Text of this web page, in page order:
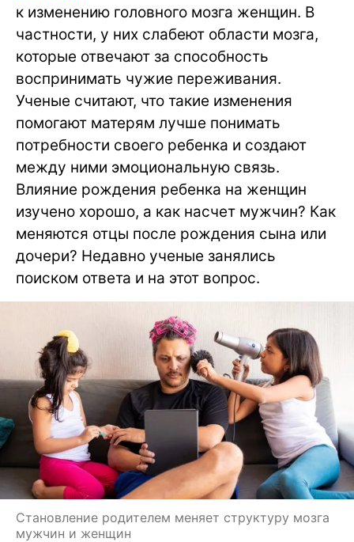
к изменению головного мозга женщин. В
частности, у них слабеют области мозга,
которые отвечают за способность
воспринимать чужие переживания.
Ученые считают, что такие изменения
помогают матерям лучше понимать
потребности своего ребенка и создают
между ними эмоциональную связь.
Влияние рождения ребенка на женщин
изучено хорошо, а как насчет мужчин? Как
меняются отцы после рождения сына или
дочери? Недавно ученые занялись
поиском ответа и на этот вопрос.
Становление родителем меняет структуру мозга
мужчин и женщин